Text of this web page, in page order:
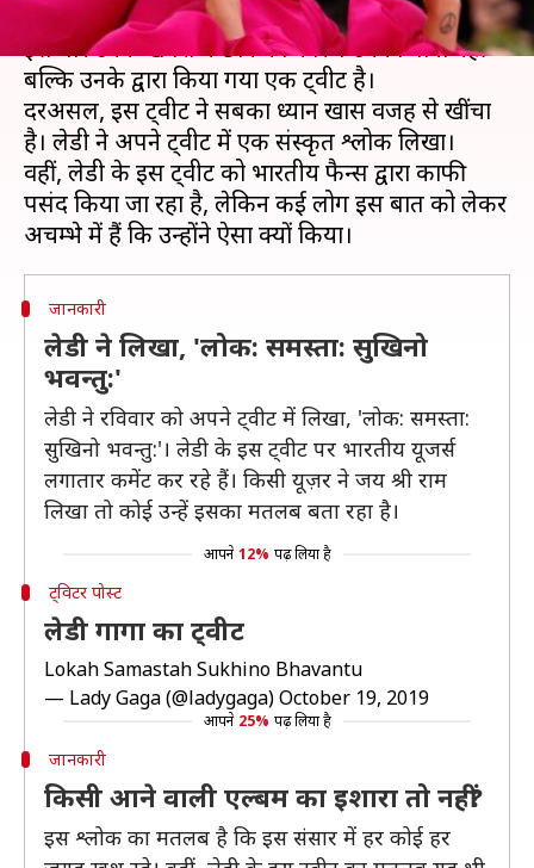
हॉलीवुड गायिका लेडी गागा एक बार फिर सुर्खियों में हैं।
इस बार उनके खबरों में छाने का कारण उनका गाना नहीं
बल्कि उनके द्वारा किया गया एक ट्वीट है।
दरअसल, इस ट्वीट ने सबका ध्यान खास वजह से खींचा
है। लेडी ने अपने ट्वीट में एक संस्कृत श्लोक लिखा।
वहीं, लेडी के इस ट्वीट को भारतीय फैन्स द्वारा काफी
पसंद किया जा रहा है, लेकिन कई लोग इस बात को लेकर
जानकारी
लेडी ने लिखा, 'लोक: समस्ता: सुखिनो
भवन्तु:'
लेडी ने रविवार को अपने ट्वीट में लिखा, 'लोक: समस्ता:
सुखिनो भवन्तु:'। लेडी के इस ट्वीट पर भारतीय यूजर्स
लगातार कमेंट कर रहे हैं। किसी यूज़र ने जय श्री राम
लिखा तो कोई उन्हें इसका मतलब बता रहा है।
आपने 12% पढ़ लिया है
ट्विटर पोस्ट
लेडी गागा का ट्वीट
Lokah Samastah Sukhino Bhavantu
— Lady Gaga (@ladygaga)October 19, 2019
आपने 25% पढ़ लिया है
जानकारी
किसी आने वाली एल्बम का इशारा तो नहीं?
इस श्लोक का मतलब है कि इस संसार में हर कोई हर